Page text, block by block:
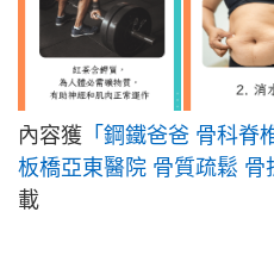
內容獲 「鋼鐵爸爸 骨科
板橋亞東醫院 骨質疏鬆 骨
載